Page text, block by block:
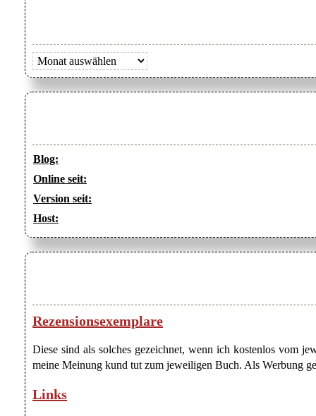
Archiv
Blog:
Online seit:
Version seit:
Host:
Rezensionsexemplare
Diese sind als solches gezeichnet, wenn ich kostenlos vom
meine Meinung kund tut zum jeweiligen Buch. Als Werbung
Links